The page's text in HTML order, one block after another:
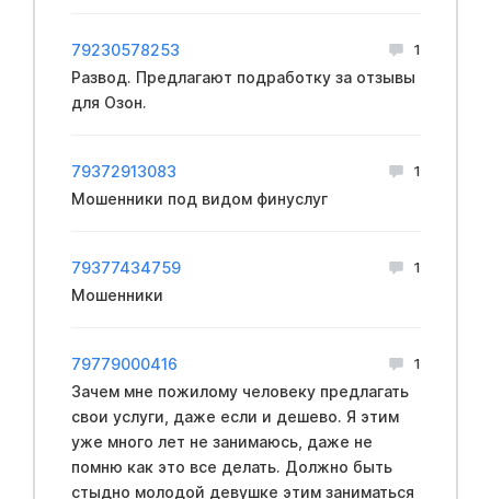
79230578253 1
Развод. Предлагают подработку за отзывы
для Озон.
79372913083 1
Мошенники под видом финycлуг
79377434759 1
Мошенники
79779000416 1
Зачем мне пожилому человеку предлагать
свои услуги, даже если и дешево. Я этим
уже много лет не занимаюсь, даже не
помню как это все делать. Должно быть
стыдно молодой девушке этим заниматься